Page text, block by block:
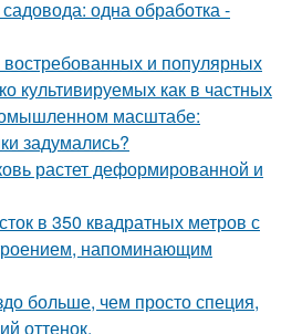
одна обработка -
и популярных
культивируемых как в частных
масштабе:
задумались?
растет деформированной и
в 350 квадратных метров с
напоминающим
больше, чем просто специя,
оттенок.